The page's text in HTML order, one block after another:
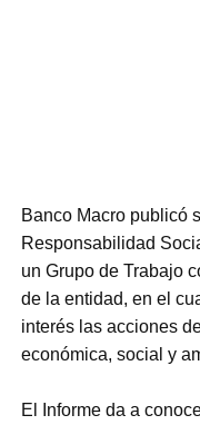
Banco Macro publicó
Responsabilidad
un Grupo de Trabajo
de la entidad, en el
interés las acciones
económica, social y
El Informe da a